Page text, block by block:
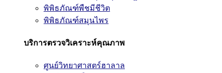
พิพิธภัณฑ์พืชมีชีวิต
พิพิธภัณฑ์สมุนไพร
บริการตรวจวิเคราะห์คุณภาพ
ศูนย์วิทยาศาสตร์ฮาลาล